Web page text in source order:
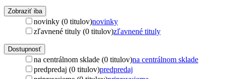
Zobraziť iba
novinky (0 titulov)novinky
zľavnené tituly (0 titulov)zľavnené tituly
Dostupnosť
na centrálnom sklade (0 titulov)na centrálnom sklade
predpredaj (0 titulov)predpredaj